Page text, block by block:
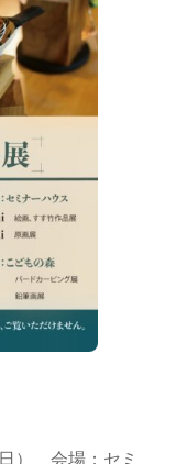
） 会場：セミ